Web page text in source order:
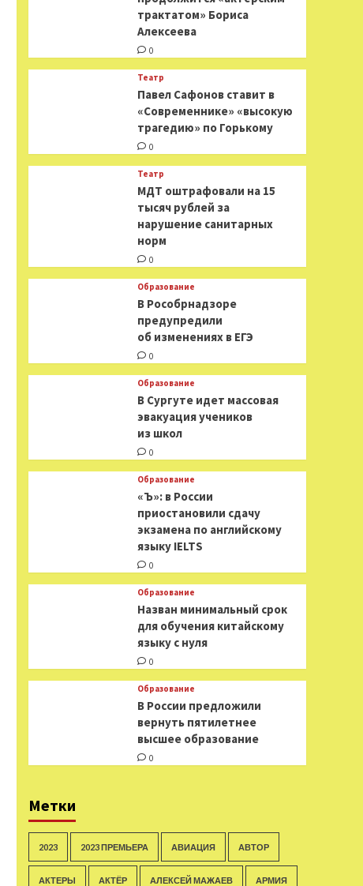
трактатом» Бориса
Алексеева
0
Театр
Павел Сафонов ставит в
«Современнике» «высокую
трагедию» по Горькому
0
Театр
МДТ оштрафовали на 15
тысяч рублей за
нарушение санитарных
норм
0
Образование
В Рособрнадзоре
предупредили
об изменениях в ЕГЭ
0
Образование
В Сургуте идет массовая
эвакуация учеников
из школ
0
Образование
«Ъ»: в России
приостановили сдачу
экзамена по английскому
языку IELTS
0
Образование
Назван минимальный срок
для обучения китайскому
языку с нуля
0
Образование
В России предложили
вернуть пятилетнее
высшее образование
0
Метки
2023 2023 ПРЕМЬЕРА АВИАЦИЯ АВТОР
АКТЕРЫ АКТЁР АЛЕКСЕЙ МАЖАЕВ АРМИЯ